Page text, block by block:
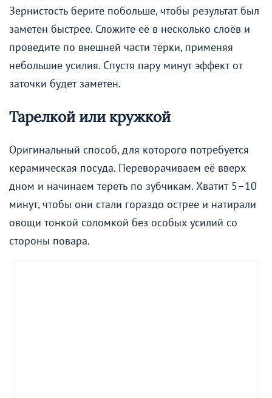
Зернистость берите побольше, чтобы результат был
заметен быстрее. Сложите её в несколько слоёв и
проведите по внешней части тёрки, применяя
небольшие усилия. Спустя пару минут эффект от
заточки будет заметен.
Тарелкой или кружкой
Оригинальный способ, для которого потребуется
керамическая посуда. Переворачиваем её вверх
дном и начинаем тереть по зубчикам. Хватит 5–10
минут, чтобы они стали гораздо острее и натирали
овощи тонкой соломкой без особых усилий со
стороны повара.